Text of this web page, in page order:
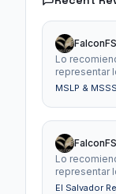
Lo
representar
Salvador,
mi querido
MSLP &
Lo
representar
mas realista
El Salvador